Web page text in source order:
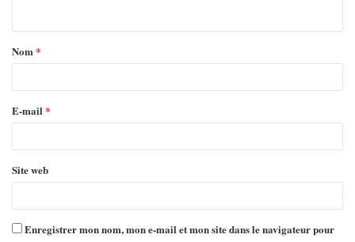
Nom*
E-mail *
Site web
Enregistrer mon nom, mon e-mail et mon site dans le navigateur pour